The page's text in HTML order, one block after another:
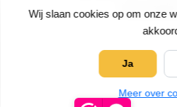
Wij slaan cookies op om onze
Ja
Meer over